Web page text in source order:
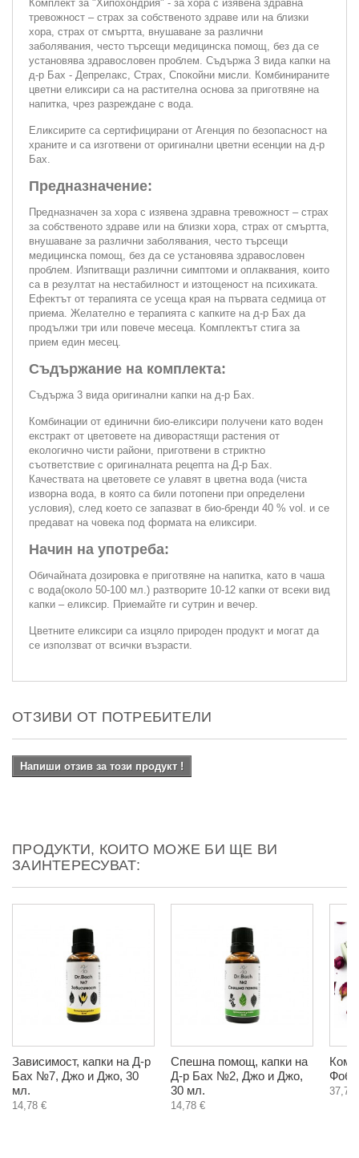
Комплект за "Хипохондрия" - за хора с изявена здравна
тревожност – страх за собственото здраве или на близки
хора, страх от смъртта, внушаване за различни
заболявания, често търсещи медицинска помощ, без да се
установява здравословен проблем. Съдържа 3 вида капки на
д-р Бах - Депрелакс, Страх, Спокойни мисли. Комбинираните
цветни еликсири са на растителна основа за приготвяне на
напитка, чрез разреждане с вода.
Еликсирите са сертифицирани от Агенция по безопасност на
храните и са изготвени от оригинални цветни есенции на д-р
Бах.
Предназначение:
Предназначен за хора с изявена здравна тревожност – страх
за собственото здраве или на близки хора, страх от смъртта,
внушаване за различни заболявания, често търсещи
медицинска помощ, без да се установява здравословен
проблем. Изпитващи различни симптоми и оплаквания, които
са в резултат на нестабилност и изтощеност на психиката.
Ефектът от терапията се усеща края на първата седмица от
приема. Желателно е терапията с капките на д-р Бах да
продължи три или повече месеца. Комплектът стига за
прием един месец.
Съдържание на комплекта:
Съдържа 3 вида оригинални капки на д-р Бах.
Комбинации от единични био-еликсири получени като воден
екстракт от цветовете на диворастящи растения от
екологично чисти райони, приготвени в стриктно
съответствие с оригиналната рецепта на Д-р Бах.
Качествата на цветовете се улавят в цветна вода (чиста
изворна вода, в която са били потопени при определени
условия), след което се запазват в био-бренди 40 % vol. и се
предават на човека под формата на еликсири.
Начин на употреба:
Обичайната дозировка е приготвяне на напитка, като в чаша
с вода(около 50-100 мл.) разтворите 10-12 капки от всеки вид
капки – еликсир. Приемайте ги сутрин и вечер.
Цветните еликсири са изцяло природен продукт и могат да
се използват от всички възрасти.
ОТЗИВИ ОТ ПОТРЕБИТЕЛИ
Напиши отзив за този продукт !
ПРОДУКТИ, КОИТО МОЖЕ БИ ЩЕ ВИ
ЗАИНТЕРЕСУВАТ:
Зависимост, капки на Д-р
Бах №7, Джо и Джо, 30
мл.
14,78 €
Спешна помощ, капки на
Д-р Бах №2, Джо и Джо,
30 мл.
14,78 €
37,78